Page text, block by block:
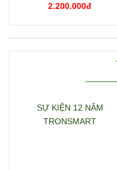
3.2+USB-C 3.2+2*USB
2.200.000đ
SỰ KIỆN 12 NĂM
TRONSMART